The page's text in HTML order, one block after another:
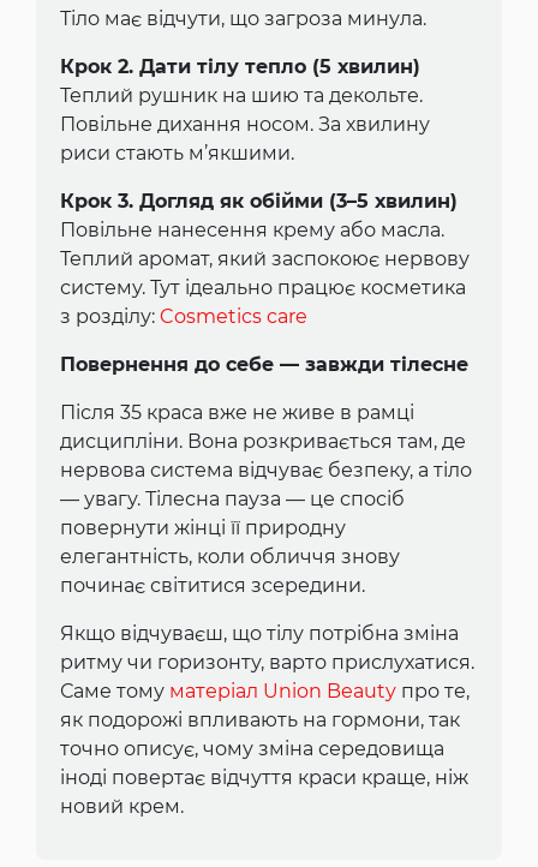
Тіло має відчути, що загроза минула.
Крок 2. Дати тілу тепло (5 хвилин)
Теплий рушник на шию та декольте.
Повільне дихання носом. За хвилину
риси стають м’якшими.
Крок 3. Догляд як обійми (3–5 хвилин)
Повільне нанесення крему або масла.
Теплий аромат, який заспокоює нервову
систему. Тут ідеально працює косметика
з розділу: Cosmetics care
Повернення до себе — завжди тілесне
Після 35 краса вже не живе в рамці
дисципліни. Вона розкривається там, де
нервова система відчуває безпеку, а тіло
— увагу. Тілесна пауза — це спосіб
повернути жінці її природну
елегантність, коли обличчя знову
починає світитися зсередини.
Якщо відчуваєш, що тілу потрібна зміна
ритму чи горизонту, варто прислухатися.
Саме тому матеріал Union Beauty про те,
як подорожі впливають на гормони, так
точно описує, чому зміна середовища
іноді повертає відчуття краси краще, ніж
новий крем.